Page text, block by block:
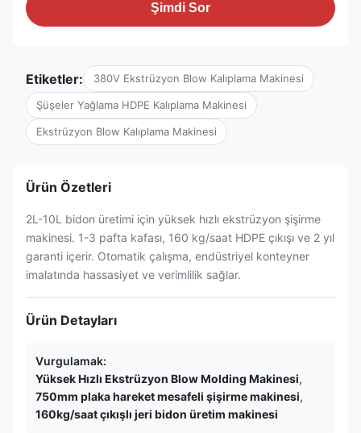
Şimdi Sor
Etiketler: 380V Ekstrüzyon Blow Kalıplama Makinesi
Şüşeler Yağlama HDPE Kalıplama Makinesi
Ekstrüzyon Blow Kalıplama Makinesi
Ürün Özetleri
2L-10L bidon üretimi için yüksek hızlı ekstrüzyon şişirme
makinesi. 1-3 pafta kafası, 160 kg/saat HDPE çıkışı ve 2 yıl
garanti içerir. Otomatik çalışma, endüstriyel konteyner
imalatında hassasiyet ve verimlilik sağlar.
Ürün Detayları
Vurgulamak:
Yüksek Hızlı Ekstrüzyon Blow Molding Makinesi,
750mm plaka hareket mesafeli şişirme makinesi,
160kg/saat çıkışlı jeri bidon üretim makinesi